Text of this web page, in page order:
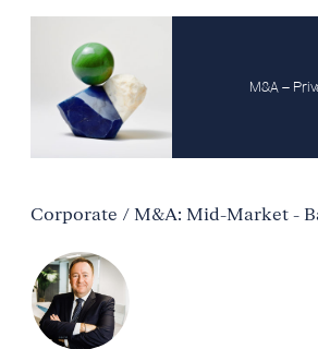
M&A –
Corporate / M&A: Mid-Market -